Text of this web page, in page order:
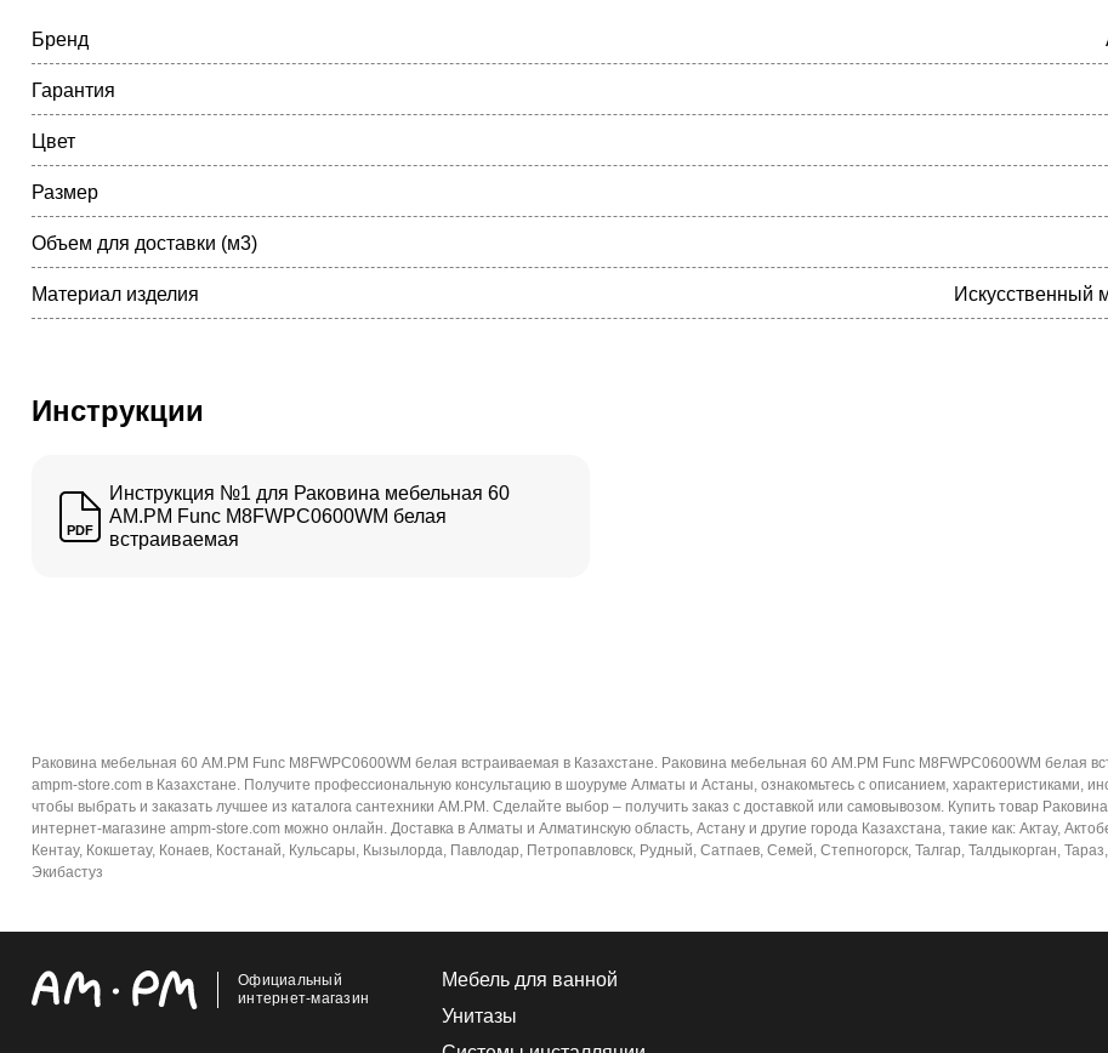
Бренд
Гарантия
Цвет
Размер
Объем для доставки (м3)
Материал изделия Искусственный
Инструкции
PDF
Инструкция №1 для Раковина мебельная 60
AM.PM Func M8FWPC0600WM белая
встраиваемая
Раковина мебельная 60 AM.PM Func M8FWPC0600WM белая встраиваемая в Казахстане. Раковина мебельная 60 AM.PM Func M8FWPC0600WM белая
ampm-store.com в Казахстане. Получите профессиональную консультацию в шоуруме Алматы и Астаны, ознакомьтесь с описанием, характеристиками,
чтобы выбрать и заказать лучшее из каталога сантехники AM.PM. Сделайте выбор – получить заказ с доставкой или самовывозом. Купить товар
интернет-магазине ampm-store.com можно онлайн. Доставка в Алматы и Алматинскую область, Астану и другие города Казахстана, такие как: Актау,
Кентау, Кокшетау, Конаев, Костанай, Кульсары, Кызылорда, Павлодар, Петропавловск, Рудный, Сатпаев, Семей, Степногорск, Талгар, Талдыкорган,
Экибастуз
Официальный
интернет-магазин
Мебель для ванной
Унитазы